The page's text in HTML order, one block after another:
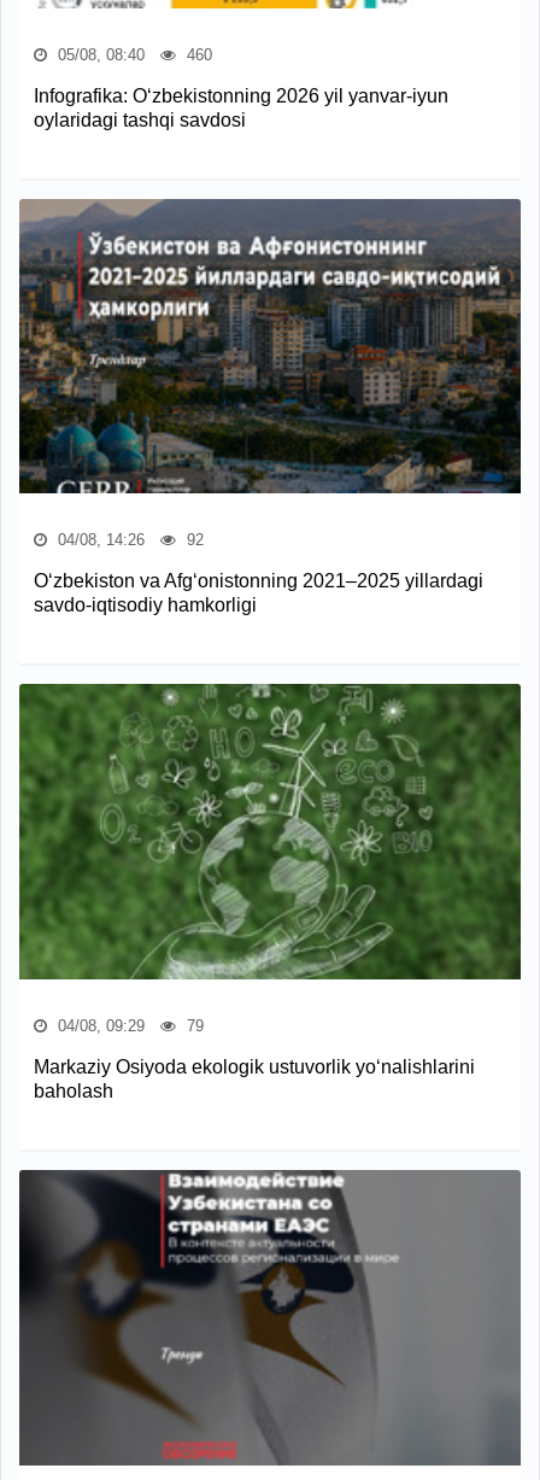
05/08, 08:40 460
Infografika: O‘zbekistonning 2026 yil yanvar-iyun
oylaridagi tashqi savdosi
04/08, 14:26 92
O‘zbekiston va Afg‘onistonning 2021–2025 yillardagi
savdo-iqtisodiy hamkorligi
04/08, 09:29 79
Markaziy Osiyoda ekologik ustuvorlik yo‘nalishlarini
baholash